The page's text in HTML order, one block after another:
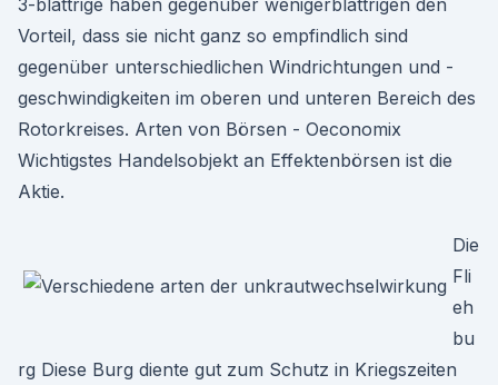
3-blättrige haben gegenüber wenigerblättrigen den
Vorteil, dass sie nicht ganz so empfindlich sind
gegenüber unterschiedlichen Windrichtungen und -
geschwindigkeiten im oberen und unteren Bereich des
Rotorkreises. Arten von Börsen - Oeconomix
Wichtigstes Handelsobjekt an Effektenbörsen ist die
Aktie.
Die
Fli
eh
bu
rg Diese Burg diente gut zum Schutz in Kriegszeiten